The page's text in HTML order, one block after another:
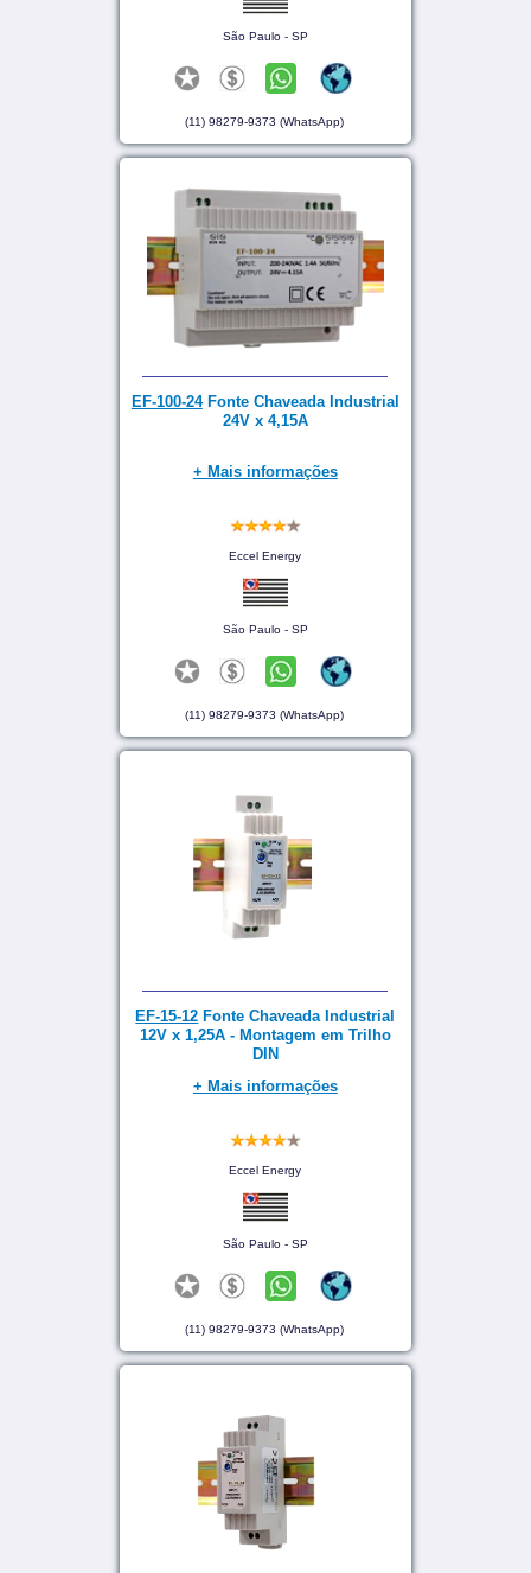
São Paulo - SP
(11) 98279-9373 (WhatsApp)
EF-100-24Fonte Chaveada Industrial
24V x 4,15A
+ Mais informações
Eccel Energy
São Paulo - SP
(11) 98279-9373 (WhatsApp)
EF-15-12 Fonte Chaveada Industrial
12V x 1,25A - Montagem em Trilho
DIN
+ Mais informações
Eccel Energy
São Paulo - SP
(11) 98279-9373 (WhatsApp)